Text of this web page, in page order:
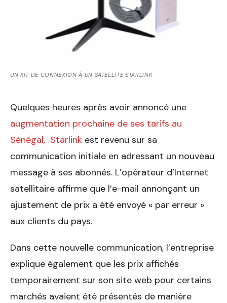
UN KIT DE CONNEXION À UN SATELLITE STARLINK
Quelques heures après avoir annoncé une
augmentation prochaine de ses tarifs au
Sénégal, Starlink est revenu sur sa
communication initiale en adressant un nouveau
message à ses abonnés. L’opérateur d’Internet
satellitaire affirme que l’e-mail annonçant un
ajustement de prix a été envoyé « par erreur »
aux clients du pays.
Dans cette nouvelle communication, l’entreprise
explique également que les prix affichés
temporairement sur son site web pour certains
marchés avaient été présentés de manière